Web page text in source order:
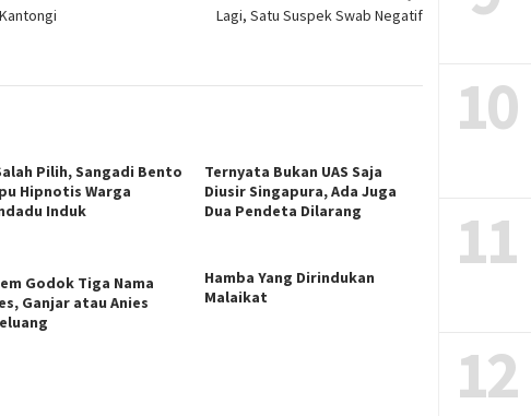
Lagi, Satu Suspek Swab Negatif
Pilih, Sangadi Bento
Hipnotis Warga
Induk
Ternyata Bukan UAS Saja
Diusir Singapura, Ada Juga
Dua Pendeta Dilarang
Godok Tiga Nama
Ganjar atau Anies
Hamba Yang Dirindukan
Malaikat
10
11
12